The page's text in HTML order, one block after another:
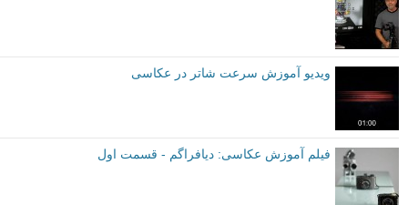
ویدیو آموزش سرعت شاتر در عکاسی
فیلم آموزش عکاسی: دیافراگم - قسمت اول